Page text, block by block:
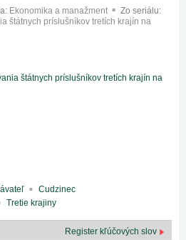
Ekonomika a manažment
Zo seriálu:
štátnych príslušníkov tretích krajín na
štátnych príslušníkov tretích krajín na
Cudzinec
Tretie krajiny
Register kľúčových slov